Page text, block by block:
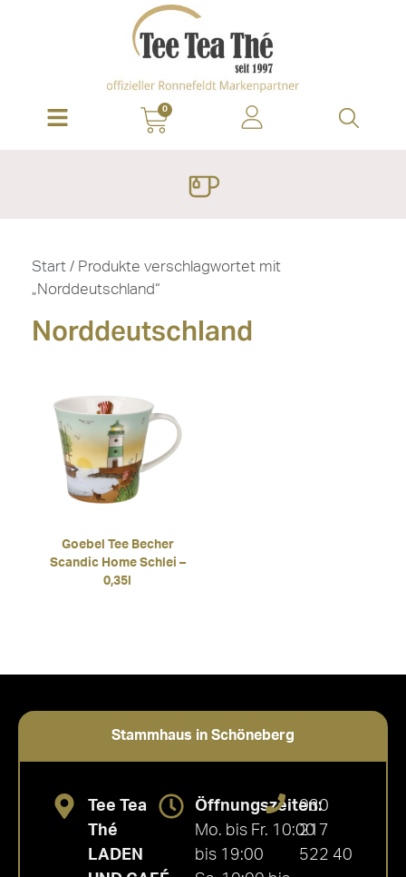
0
Start / Produkte verschlagwortet mit
„Norddeutschland“
Norddeutschland
Goebel Tee Becher
Scandic Home Schlei –
0,35l
Stammhaus in Schöneberg
Tee Tea
Thé
LADEN
Öffnungszeiten:
Mo. bis Fr. 10:00
bis 19:00
030
217
522 40